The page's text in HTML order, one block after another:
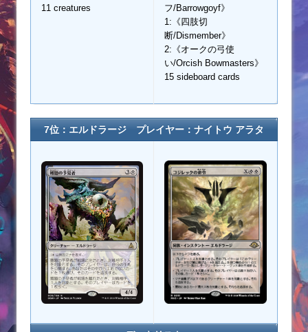
11 creatures
フ/Barrowgoyf》
1:《四肢切
断/Dismember》
2:《オークの弓使
い/Orcish Bowmasters》
15 sideboard cards
7位：エルドラージ プレイヤー：ナイトウ アラタ